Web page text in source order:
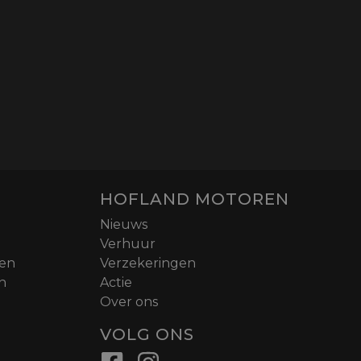
HOFLAND MOTOREN
Nieuws
Verhuur
Verzekeringen
Actie
Over ons
VOLG ONS